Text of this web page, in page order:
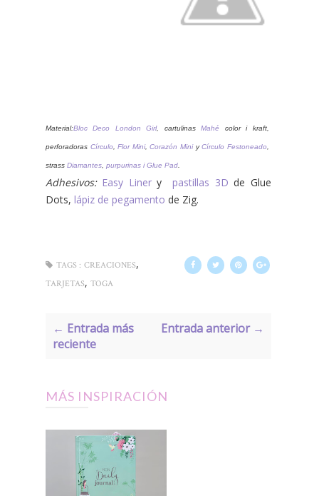
Material:Bloc Deco London Girl, cartulinasMahé color i kraft,
perforadoras Círculo,Flor Mini,Corazón MiniyCírculo Festoneado,
strass Diamantes purpurinas i Glue Pad
Adhesivos: Easy Linery pastillas 3D de Glue
Dots, lápiz de pegamento de Zig.
TAGS : CREACIONES,
TARJETAS, TOGA
← Entrada más
reciente
Entrada anterior →
MÁS INSPIRACIÓN